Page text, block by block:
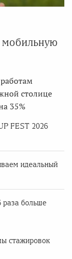
столице
35%
FEST 2026
идеальный
раза больше
стажировок